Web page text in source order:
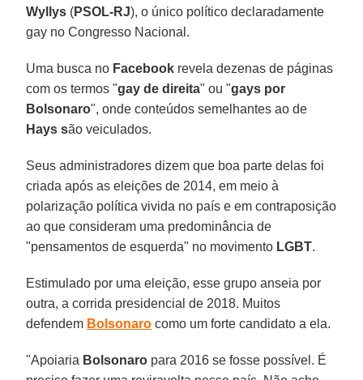
Wyllys (PSOL-RJ), o único político declaradamente
gay no Congresso Nacional.
Uma busca no Facebook revela dezenas de páginas
com os termos "gay de direita" ou "gays por
Bolsonaro", onde conteúdos semelhantes ao de
Hays são veiculados.
Seus administradores dizem que boa parte delas foi
criada após as eleições de 2014, em meio à
polarização política vivida no país e em contraposição
ao que consideram uma predominância de
"pensamentos de esquerda" no movimento LGBT.
Estimulado por uma eleição, esse grupo anseia por
outra, a corrida presidencial de 2018. Muitos
defendem Bolsonaro como um forte candidato a ela.
"Apoiaria Bolsonaro para 2016 se fosse possível. É